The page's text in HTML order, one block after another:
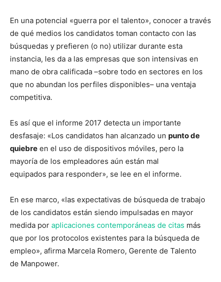
En una potencial «guerra por el talento», conocer a través
de qué medios los candidatos toman contacto con las
búsquedas y prefieren (o no) utilizar durante esta
instancia, les da a las empresas que son intensivas en
mano de obra calificada –sobre todo en sectores en los
que no abundan los perfiles disponibles– una ventaja
competitiva.
Es así que el informe 2017 detecta un importante
desfasaje: «Los candidatos han alcanzado un punto de
quiebre en el uso de dispositivos móviles, pero la
mayoría de los empleadores aún están mal
equipados para responder», se lee en el informe.
En ese marco, «las expectativas de búsqueda de trabajo
de los candidatos están siendo impulsadas en mayor
medida por aplicaciones contemporáneas de citas más
que por los protocolos existentes para la búsqueda de
empleo», afirma Marcela Romero, Gerente de Talento
de Manpower.